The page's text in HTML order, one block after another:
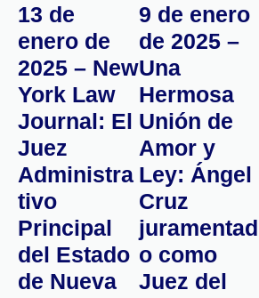
13 de
enero de
2025 – New
York Law
Journal: El
Juez
Administra
tivo
Principal
del Estado
de Nueva
9 de enero
de 2025 –
Una
Hermosa
Unión de
Amor y
Ley: Ángel
Cruz
juramentad
o como
Juez del